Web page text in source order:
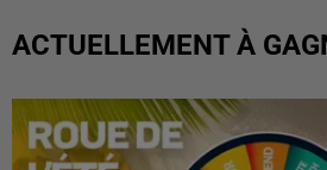
ACTUELLEMENT À